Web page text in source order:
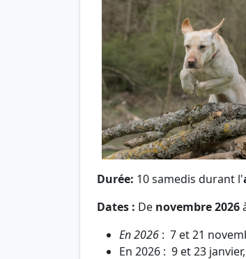
Durée: 10 samedis durant l'
Dates : De novembre 2026
En 2026 : 7 et 21
En 2026 : 9 et 23